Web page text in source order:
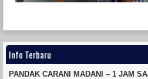
Info Terbaru
PANDAK CARANI MADANI – 1 JAM